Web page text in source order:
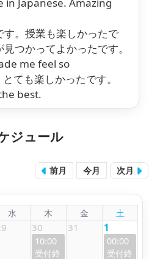
Japanese. Amazing
す。授業も楽しかったで
つかってよかったです。
me feel so
ても楽しかったです。
best.
ジュール
前月 今月 次月
水 木 金 土
30
10:00
31 1
00:00